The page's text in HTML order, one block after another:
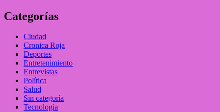
Categorías
Ciudad
Cronica Roja
Deportes
Entretenimiento
Entrevistas
Política
Salud
Sin categoría
Tecnología